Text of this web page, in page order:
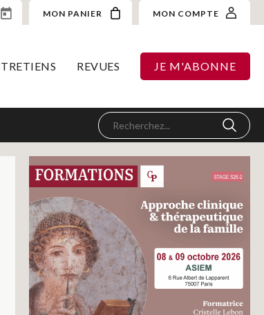
MON PANIER MON COMPTE
REVUES JE M'ABONNE